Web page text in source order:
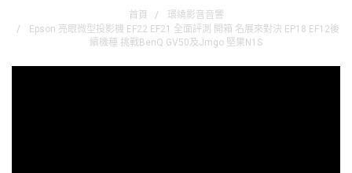
首頁
環繞影音音響
Epson 亮眼微型投影機 EF22 EF21 全面評測 開箱 名展來對決 EP18 EF12後
續機種 挑戰BenQ GV50及Jmgo 堅果N1S